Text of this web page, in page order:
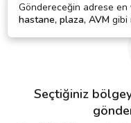
Göndereceğin adrese en
hastane, plaza, AVM gibi
Seçtiğiniz